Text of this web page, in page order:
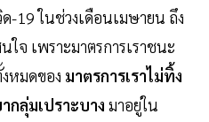
-19 ในช่วงเดือนเมษายน ถึง
จ เพราะมาตรการเราชนะ
หมดของ มาตรการเราไม่ทิ้ง
กลุ่มเปราะบาง มาอยู่ใน